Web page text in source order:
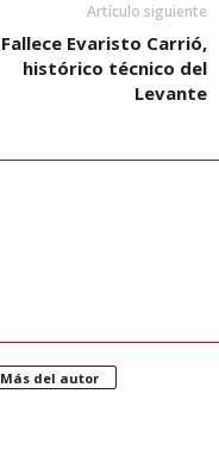
Artículo siguiente
Fallece Evaristo Carrió,
histórico técnico del
Levante
Más del autor